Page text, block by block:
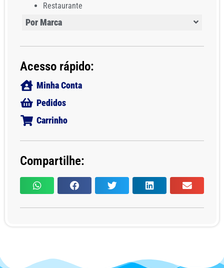
Restaurante
Por Marca
Acesso rápido:
Minha Conta
Pedidos
Carrinho
Compartilhe: